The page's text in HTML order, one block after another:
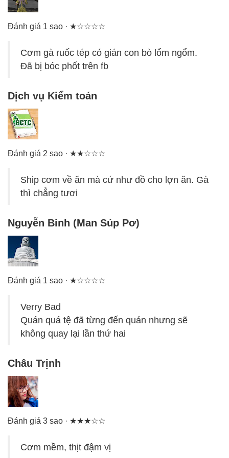
Đánh giá 1 sao · ★☆☆☆☆
Cơm gà ruốc tép có gián con bò lổm ngổm.
Đã bị bóc phốt trên fb
Dịch vụ Kiểm toán
Đánh giá 2 sao · ★★☆☆☆
Ship cơm về ăn mà cứ như đồ cho lợn ăn. Gà
thì chẳng tươi
Nguyễn Binh (Man Súp Pơ)
Đánh giá 1 sao · ★☆☆☆☆
Verry Bad
Quán quá tệ đã từng đến quán nhưng sẽ
không quay lại lần thứ hai
Châu Trịnh
Đánh giá 3 sao · ★★★☆☆
Cơm mềm, thịt đậm vị